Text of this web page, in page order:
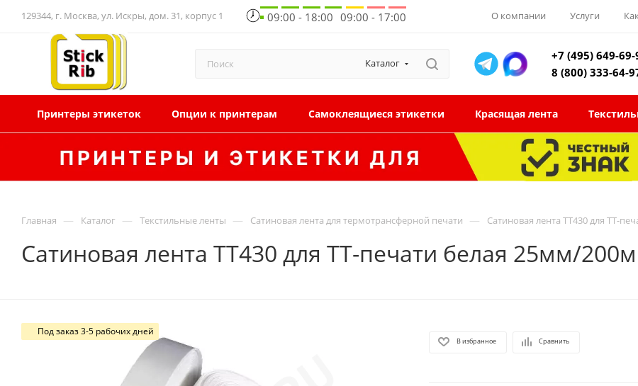
129344, г. Москва, ул. Искры, дом. 31, корпус 1 09:00 - 18:00 09:00 - 17:00 О компании Услуги
Каталог
+7 (495) 649-69-
8 (800) 333-64-
Принтеры этикеток Опции к принтерам Самоклеящиеся этикетки Красящая лента
Главная — Каталог — Текстильные ленты — Сатиновая лента для термотрансферной печати — Сатиновая лента TT430 для ТТ-
Сатиновая лента TT430 для ТТ-печати белая 25мм/200м
Под заказ 3-5 рабочих дней
В избранное Сравнить